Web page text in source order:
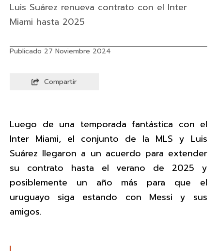
Luis Suárez renueva contrato con el Inter
Miami hasta 2025
Publicado 27 Noviembre 2024
Compartir
Luego de una temporada fantástica con el
Inter Miami, el conjunto de la MLS y Luis
Suárez llegaron a un acuerdo para extender
su contrato hasta el verano de 2025 y
posiblemente un año más para que el
uruguayo siga estando con Messi y sus
amigos.